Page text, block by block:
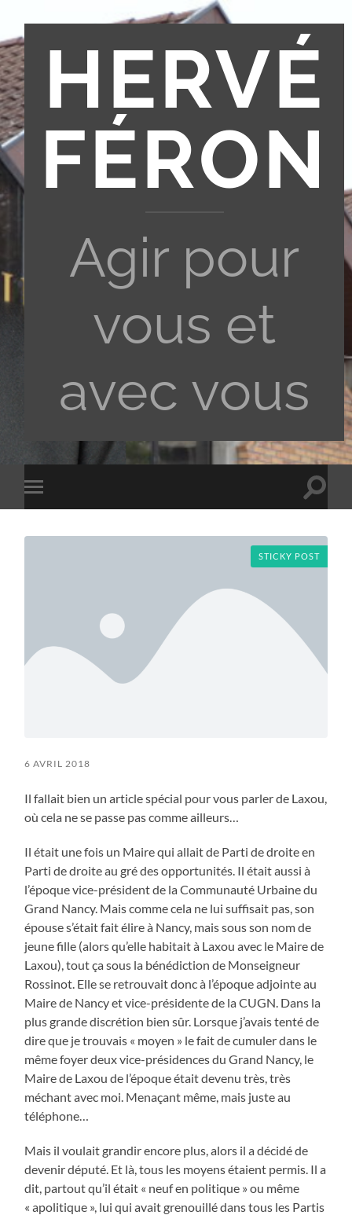
HERVÉ
FÉRON
Agir pour
vous et
avec vous
Toggle
mobile
Toggle
STICKY POST
6 AVRIL 2018
Il fallait bien un article spécial pour vous parler de Laxou,
où cela ne se passe pas comme ailleurs…
Il était une fois un Maire qui allait de Parti de droite en
Parti de droite au gré des opportunités. Il était aussi à
l’époque vice-président de la Communauté Urbaine du
Grand Nancy. Mais comme cela ne lui suffisait pas, son
épouse s’était fait élire à Nancy, mais sous son nom de
jeune fille (alors qu’elle habitait à Laxou avec le Maire de
Laxou), tout ça sous la bénédiction de Monseigneur
Rossinot. Elle se retrouvait donc à l’époque adjointe au
Maire de Nancy et vice-présidente de la CUGN. Dans la
plus grande discrétion bien sûr. Lorsque j’avais tenté de
dire que je trouvais « moyen » le fait de cumuler dans le
même foyer deux vice-présidences du Grand Nancy, le
Maire de Laxou de l’époque était devenu très, très
méchant avec moi. Menaçant même, mais juste au
téléphone…
Mais il voulait grandir encore plus, alors il a décidé de
devenir député. Et là, tous les moyens étaient permis. Il a
dit, partout qu’il était « neuf en politique » ou même
« apolitique », lui qui avait grenouillé dans tous les Partis